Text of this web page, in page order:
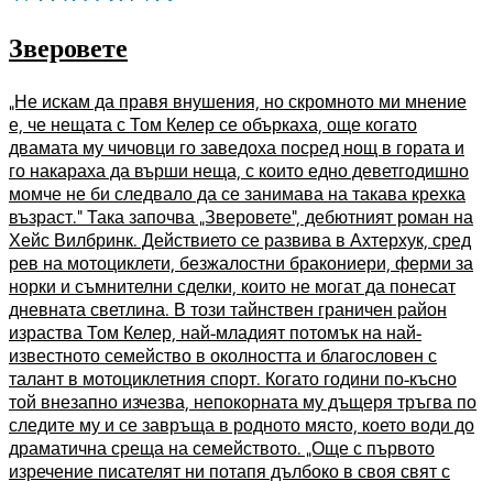
Зверовете
„Не искам да правя внушения, но скромното ми мнение
е, че нещата с Том Келер се объркаха, още когато
двамата му чичовци го заведоха посред нощ в гората и
го накараха да върши неща, с които едно деветгодишно
момче не би следвало да се занимава на такава крехка
възраст.“ Така започва „Зверовете“, дебютният роман на
Хейс Вилбринк. Действието се развива в Ахтерхук, сред
рев на мотоциклети, безжалостни бракониери, ферми за
норки и съмнителни сделки, които не могат да понесат
дневната светлина. В този тайнствен граничен район
израства Том Келер, най-младият потомък на най-
известното семейство в околността и благословен с
талант в мотоциклетния спорт. Когато години по-късно
той внезапно изчезва, непокорната му дъщеря тръгва по
следите му и се завръща в родното място, което води до
драматична среща на семейството. „Още с първото
изречение писателят ни потапя дълбоко в своя свят с